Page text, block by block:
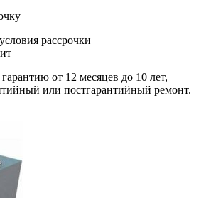
рассрочки
от 12 месяцев до 10 лет,
или постгарантийный ремонт.